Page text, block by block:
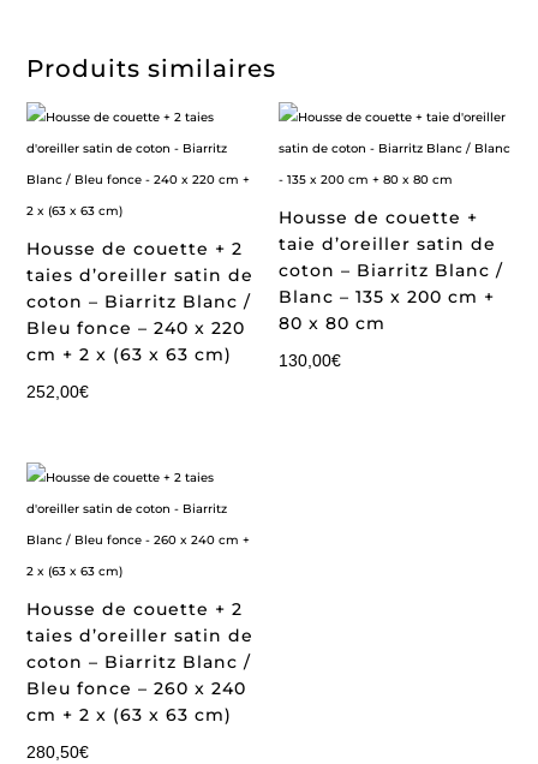
Produits similaires
Housse de couette + 2
taies d’oreiller satin de
coton – Biarritz Blanc /
Bleu fonce – 240 x 220
cm + 2 x (63 x 63 cm)
252,00€
Housse de couette +
taie d’oreiller satin de
coton – Biarritz Blanc /
Blanc – 135 x 200 cm +
80 x 80 cm
130,00€
Housse de couette + 2
taies d’oreiller satin de
coton – Biarritz Blanc /
Bleu fonce – 260 x 240
cm + 2 x (63 x 63 cm)
280,50€